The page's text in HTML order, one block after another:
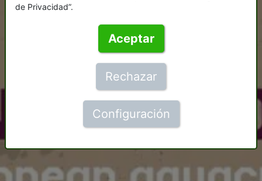
de Privacidad”.
Aceptar
Rechazar
Configuración